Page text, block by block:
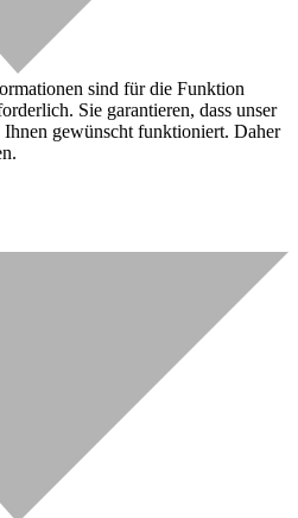
sind für die Funktion
Sie garantieren, dass unser
gewünscht funktioniert. Daher